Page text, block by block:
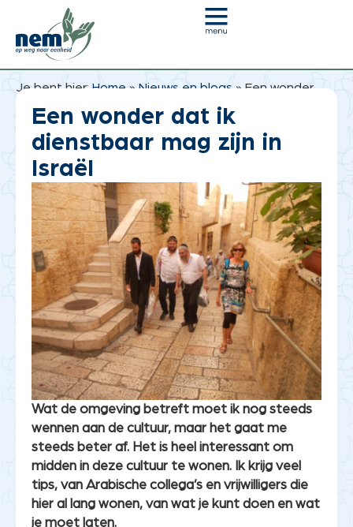
Je bent hier: Home»Nieuws en blogs» Een wonder
dat ik dienstbaar mag zijn in Israël
Een wonder dat ik
dienstbaar mag zijn in
Israël
Wat de omgeving betreft moet ik nog steeds
wennen aan de cultuur, maar het gaat me
steeds beter af. Het is heel interessant om
midden in deze cultuur te wonen. Ik krijg veel
tips, van Arabische collega’s en vrijwilligers die
hier al lang wonen, van wat je kunt doen en wat
je moet laten.